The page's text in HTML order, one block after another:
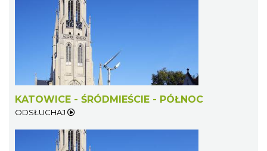
KATOWICE - ŚRÓDMIEŚCIE - PÓŁNOC
ODSŁUCHAJ